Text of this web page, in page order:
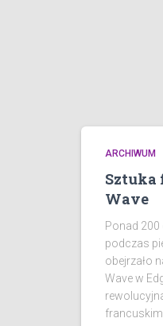
ARCHIWUM
Sztuka
Wave
Ponad 200
podczas
obejrzało
Wave w